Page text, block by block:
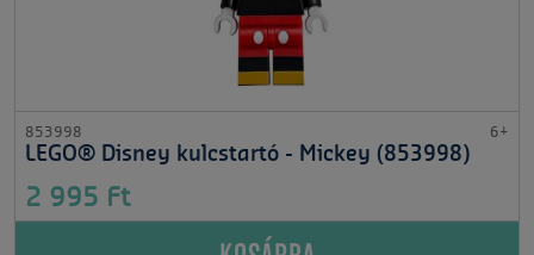
853998 6+
LEGO® Disney kulcstartó - Mickey (853998)
2 995 Ft